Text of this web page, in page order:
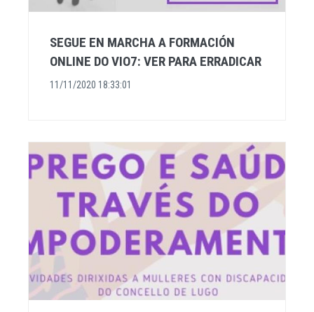
SEGUE EN MARCHA A FORMACIÓN
ONLINE DO VIO7: VER PARA ERRADICAR
11/11/2020 18:33:01